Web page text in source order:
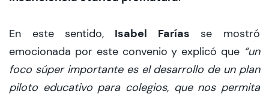
En este sentido, Isabel Farías se mostró
emocionada por este convenio y explicó que “un
foco súper importante es el desarrollo de un plan
piloto educativo para colegios, que nos permita